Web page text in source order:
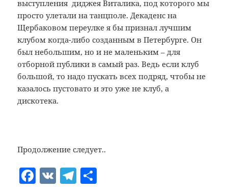
выступления диджея Виталика, под которого мы
просто улетали на танцполе. Декаденс на
Щербаковом переулке я бы признал лучшим
клубом когда-либо созданным в Петербурге. Он
был небольшим, но и не маленьким – для
отборной публики в самый раз. Ведь если клуб
большой, то надо пускать всех подряд, чтобы не
казалось пустовато и это уже не клуб, а
дискотека.
Продолжение следует..
F V T